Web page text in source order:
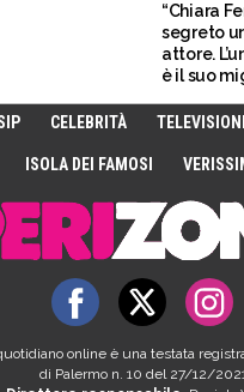
“Chiara
segreto
attore.
è il suo
CELEBRITÀ
ISOLA DEI FAMOSI
online è una testata
di Palermo n. 10 del 27/12/